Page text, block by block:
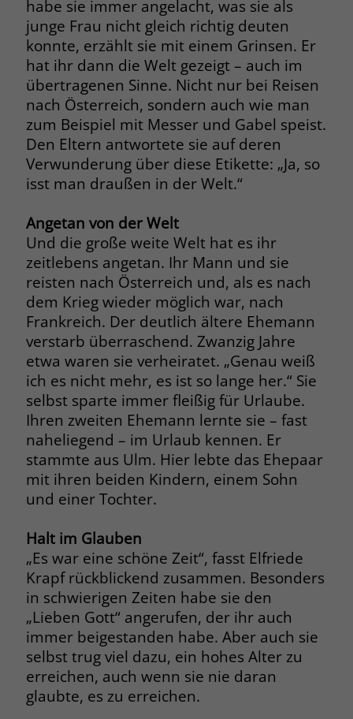
habe sie immer angelacht, was sie als
junge Frau nicht gleich richtig deuten
konnte, erzählt sie mit einem Grinsen. Er
hat ihr dann die Welt gezeigt – auch im
übertragenen Sinne. Nicht nur bei Reisen
nach Österreich, sondern auch wie man
zum Beispiel mit Messer und Gabel speist.
Den Eltern antwortete sie auf deren
Verwunderung über diese Etikette: „Ja, so
isst man draußen in der Welt.“
Angetan von der Welt
Und die große weite Welt hat es ihr
zeitlebens angetan. Ihr Mann und sie
reisten nach Österreich und, als es nach
dem Krieg wieder möglich war, nach
Frankreich. Der deutlich ältere Ehemann
verstarb überraschend. Zwanzig Jahre
etwa waren sie verheiratet. „Genau weiß
ich es nicht mehr, es ist so lange her.“ Sie
selbst sparte immer fleißig für Urlaube.
Ihren zweiten Ehemann lernte sie – fast
naheliegend – im Urlaub kennen. Er
stammte aus Ulm. Hier lebte das Ehepaar
mit ihren beiden Kindern, einem Sohn
und einer Tochter.
Halt im Glauben
„Es war eine schöne Zeit“, fasst Elfriede
Krapf rückblickend zusammen. Besonders
in schwierigen Zeiten habe sie den
„Lieben Gott“ angerufen, der ihr auch
immer beigestanden habe. Aber auch sie
selbst trug viel dazu, ein hohes Alter zu
erreichen, auch wenn sie nie daran
glaubte, es zu erreichen.
welche Werbeanzeige geklickt wurde,
sodass erzielte Erfolge wie z.B.
Bestellungen oder Kontaktanfragen der
Anzeige zugewiesen werden können.
Name _gcl_dc
Anbieter Google Ads
Laufzeit 90 Tage
Zweck
User über einen Klick auf eine Google
Werbeanzeige auf die Website gelangt.
Es enthält Informationen darüber,
welche Werbeanzeige geklickt wurde,
sodass erzielte Erfolge wie z.B.
Bestellungen oder Kontaktanfragen der
Anzeige zugewiesen werden können.
Name _fbp
Anbieter Facebook
3 Monate
Zweck
Der Zweck von _fbp ist vollständig auf
die Werbe- und Analysebemühungen
Cookie ist ein Erstanbieter-Cookie, d. h.
Facebook platziert es, während ein
Verbraucher auf Facebook ist. Dieses
Cookie verfolgt die Besuche eines
Nutzers auf verschiedenen Websites
und meldet dieses Verhalten an
Facebook. Facebook kann dann die
gesammelten Daten nutzen, um den
Nutzer besser zu verstehen und
bessere, relevantere Werbung zu